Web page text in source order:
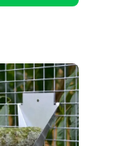
kan
på